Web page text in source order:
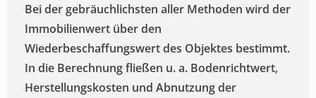
Bei der gebräuchlichsten aller Methoden wird der
Immobilienwert über den
Wiederbeschaffungswert des Objektes bestimmt.
In die Berechnung fließen u. a. Bodenrichtwert,
Herstellungskosten und Abnutzung der